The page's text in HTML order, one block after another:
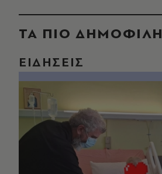
ΤΑ ΠΙΟ ΔΗΜΟΦΙΛΗ
ΕΙΔΗΣΕΙΣ